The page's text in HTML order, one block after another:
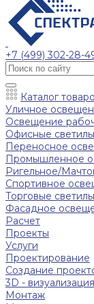
+7 (499) 302-28-
Каталог
Уличное
Освещение
Офисные
Переносное
Промышленное
Ригельное/
Спортивное
Торговые
Фасадное
Расчет
Проекты
Услуги
Проектирование
Создание
3D -
Монтаж